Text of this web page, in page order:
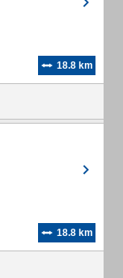
18.8 km
18.8 km